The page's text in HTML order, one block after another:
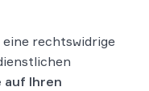
eine rechtswidrige
auf Ihren